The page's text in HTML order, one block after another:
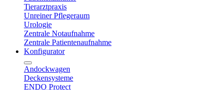
Tierarztpraxis
Unreiner Pflegeraum
Urologie
Zentrale Notaufnahme
Zentrale Patientenaufnahme
Konfigurator
Andockwagen
Deckensysteme
ENDO Protect